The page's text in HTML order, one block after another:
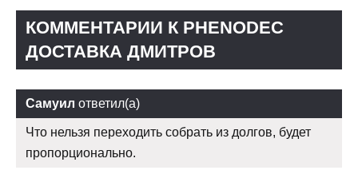
КОММЕНТАРИИ К PHENODEC
ДОСТАВКА ДМИТРОВ
Самуил ответил(а)
Что нельзя переходить собрать из долгов, будет
пропорционально.